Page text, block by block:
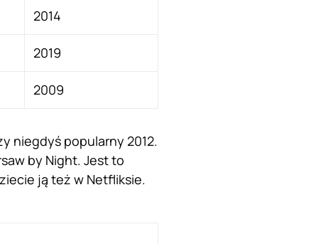
2014
2019
2009
niegdyś popularny 2012.
by Night. Jest to
ją też w Netfliksie.